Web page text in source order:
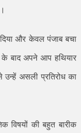
और केवल पंजाब बचा
बाद अपने आप हथियार
असली प्रतिरोध का
विषयों की बहुत बारीक